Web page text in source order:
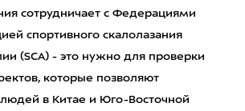
сотрудничает с Федерациями
спортивного скалолазания
(SCA) - это нужно для проверки
которые позволяют
в Китае и Юго-Восточной